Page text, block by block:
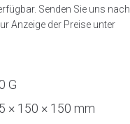
Senden Sie uns nach
Anzeige der Preise unter
G
× 150 × 150 mm